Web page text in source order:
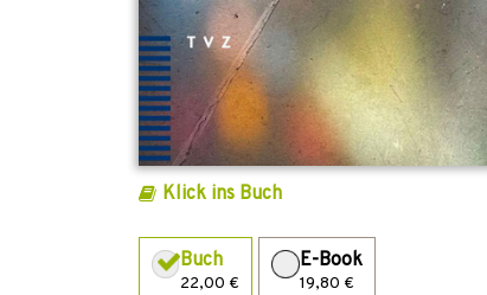
Klick ins Buch
Buch
22,00 €
E-Book
19,80 €